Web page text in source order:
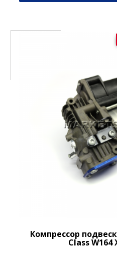
Компрессор
Class W164